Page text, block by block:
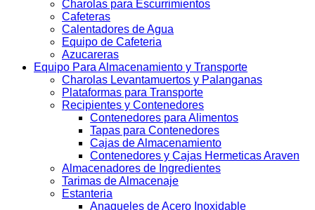
Charolas para Escurrimientos
Cafeteras
Calentadores de Agua
Equipo de Cafeteria
Azucareras
Equipo Para Almacenamiento y Transporte
Charolas Levantamuertos y Palanganas
Plataformas para Transporte
Recipientes y Contenedores
Contenedores para Alimentos
Tapas para Contenedores
Cajas de Almacenamiento
Contenedores y Cajas Hermeticas Araven
Almacenadores de Ingredientes
Tarimas de Almacenaje
Estanteria
Anaqueles de Acero Inoxidable